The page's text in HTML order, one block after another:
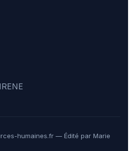
humaines.fr — Édité par Marie